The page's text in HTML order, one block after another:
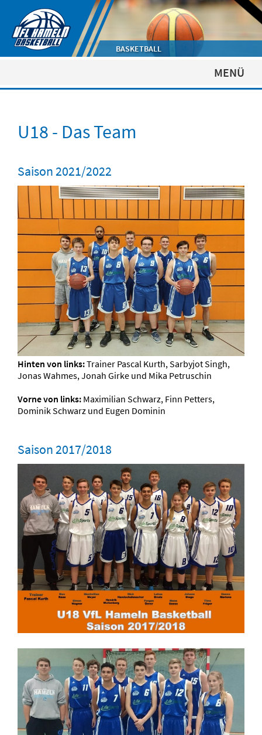
BASKETBALL
MENÜ
U18 - Das Team
Saison 2021/2022
Hinten von links:Trainer Pascal Kurth, Sarbyjot Singh,
Jonas Wahmes, Jonah Girke und Mika Petruschin
Vorne von links: Maximilian Schwarz, Finn Petters,
Dominik Schwarz und Eugen Dominin
Saison 2017/2018